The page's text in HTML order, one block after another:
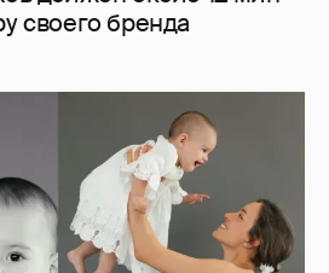
Иванова
дочерью в